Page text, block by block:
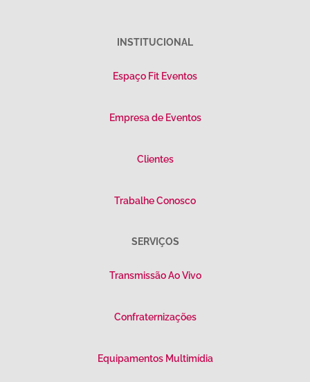
INSTITUCIONAL
Espaço Fit Eventos
Empresa de Eventos
Clientes
Trabalhe Conosco
SERVIÇOS
Transmissão Ao Vivo
Confraternizações
Equipamentos Multimídia